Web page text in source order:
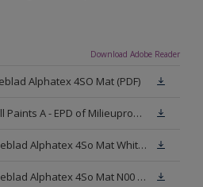
Download Adobe Reader
Alphatex 4SO Mat (PDF)
Sikkens Exterior Wall Paints A - EPD of Milieuproductverklaring
Veiligheidsinformatieblad Alphatex 4So Mat White W05 (MSDS)
Veiligheidsinformatieblad Alphatex 4So Mat N00 (MSDS)